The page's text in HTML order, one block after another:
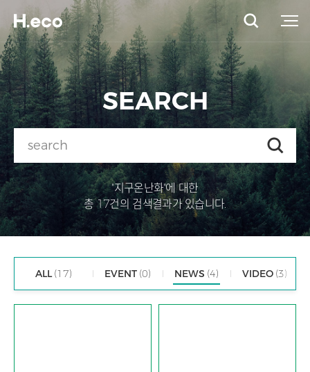
SEARCH
"지구온난화"에 대한
총 17건의 검색결과가 있습니다.
ALL (17) EVENT (0) NEWS (4) VIDEO (3)